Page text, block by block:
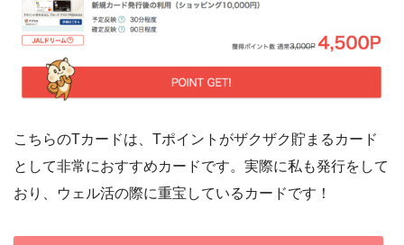
こちらのTカードは、Tポイントがザクザク貯まるカード
として非常におすすめカードです。実際に私も発行をして
おり、ウェル活の際に重宝しているカードです！